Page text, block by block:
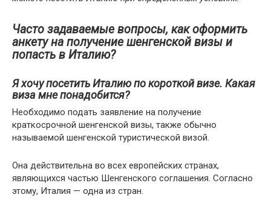
Часто задаваемые вопросы, как оформить
анкету на получение шенгенской визы и
попасть в Италию?
Я хочу посетить Италию по короткой визе. Какая
виза мне понадобится?
Необходимо подать заявление на получение
краткосрочной шенгенской визы, также обычно
называемой шенгенской туристической визой.
Она действительна во всех европейских странах,
являющихся частью Шенгенского соглашения. Согласно
этому, Италия — одна из стран.